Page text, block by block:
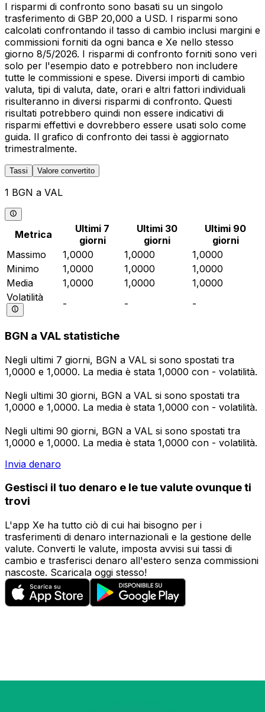
I risparmi di confronto sono basati su un singolo
trasferimento di GBP 20,000 a USD. I risparmi sono
calcolati confrontando il tasso di cambio inclusi margini e
commissioni forniti da ogni banca e Xe nello stesso
giorno 8/5/2026. I risparmi di confronto forniti sono veri
solo per l'esempio dato e potrebbero non includere
tutte le commissioni e spese. Diversi importi di cambio
valuta, tipi di valuta, date, orari e altri fattori individuali
risulteranno in diversi risparmi di confronto. Questi
risultati potrebbero quindi non essere indicativi di
risparmi effettivi e dovrebbero essere usati solo come
guida. Il grafico di confronto dei tassi è aggiornato
trimestralmente.
Tassi Valore convertito
1 BGN a VAL
Metrica
Ultimi 7
giorni
Ultimi 30
giorni
Ultimi 90
giorni
Massimo
1,0000 1,0000
1,0000
Minimo
1,0000 1,0000
1,0000
Media
1,0000 1,0000
1,0000
Volatilità
- - -
BGN a VAL statistiche
Negli ultimi 7 giorni, BGN a VAL si sono spostati tra
1,0000 e 1,0000. La media è stata 1,0000 con - volatilità.
Negli ultimi 30 giorni, BGN a VAL si sono spostati tra
1,0000 e 1,0000. La media è stata 1,0000 con - volatilità.
Negli ultimi 90 giorni, BGN a VAL si sono spostati tra
1,0000 e 1,0000. La media è stata 1,0000 con - volatilità.
Invia denaro
Gestisci il tuo denaro e le tue valute ovunque ti
trovi
L'app Xe ha tutto ciò di cui hai bisogno per i
trasferimenti di denaro internazionali e la gestione delle
valute. Converti le valute, imposta avvisi sui tassi di
cambio e trasferisci denaro all'estero senza commissioni
nascoste. Scaricala oggi stesso!